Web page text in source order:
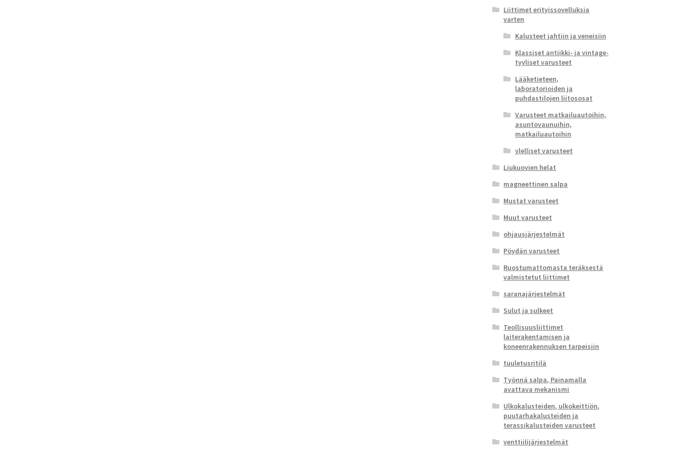
Liittimet erityissovelluksia
varten
Kalusteet jahtiin ja veneisiin
Klassiset antiikki- ja vintage-
tyyliset varusteet
Lääketieteen,
laboratorioiden ja
puhdastilojen liitososat
Varusteet matkailuautoihin,
asuntovaunuihin,
matkailuautoihin
ylelliset varusteet
Liukuovien helat
magneettinen salpa
Mustat varusteet
Muut varusteet
ohjausjärjestelmät
Pöydän varusteet
Ruostumattomasta teräksestä
valmistetut liittimet
saranajärjestelmät
Sulut ja sulkeet
Teollisuusliittimet
laiterakentamisen ja
koneenrakennuksen tarpeisiin
tuuletusritilä
Työnnä salpa, Painamalla
avattava mekanismi
Ulkokalusteiden, ulkokeittiön,
puutarhakalusteiden ja
terassikalusteiden varusteet
venttiilijärjestelmät